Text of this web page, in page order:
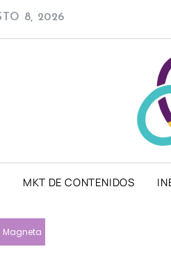
8, 2026
MKT DE CONTENIDOS
Magneta